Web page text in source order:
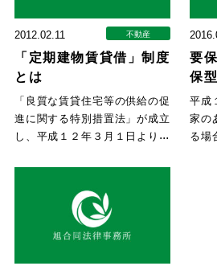
2012.02.11 不動産
「定期建物賃貸借」制度
とは
「良質な賃貸住宅等の供給の促
進に関する特別措置法」が成立
し、平成１２年３月１日より、
要
保
平成
家の
る場